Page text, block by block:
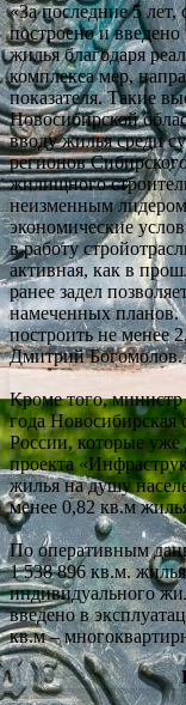
«За последние 5
построено и
жилья благодаря
комплекса мер,
показателя. Такие
Новосибирской
вводу жилья среди
регионов
жилищного
неизменным
экономические
в работу
активная, как в
ранее задел
намеченных планов.
построить не менее
Дмитрий Богомолов.
Кроме того, министр
года Новосибирская
России, которые уже
проекта
жилья на душу
менее 0,82 кв.м
По оперативным
1 538 896 кв.м.
индивидуального
введено в
кв.м –